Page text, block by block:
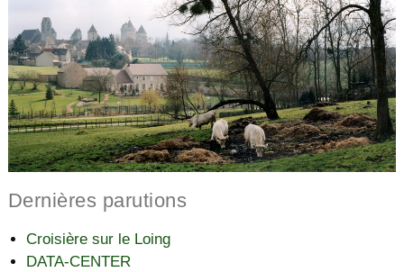
Dernières parutions
Croisière sur le Loing
DATA-CENTER